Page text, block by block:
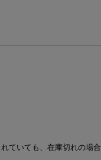
ていても、在庫切れの場合